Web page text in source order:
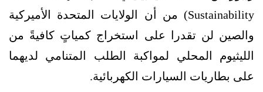
Sustainability) من أن الولايات المتحدة الأميركية
والصين لن تقدرا على استخراج كمياتٍ كافيةً من
الليثيوم المحلي لمواكبة الطلب المتنامي لديهما
على بطاريات السيارات الكهربائية.